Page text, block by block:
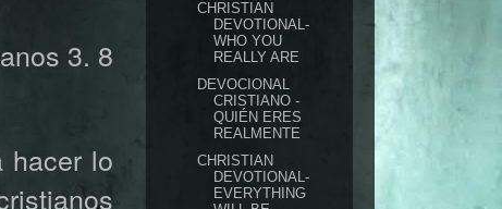
3. 8
hacer lo
CHRISTIAN
DEVOTIONAL-
WHO YOU
REALLY ARE
DEVOCIONAL
CRISTIANO -
QUIÉN ERES
REALMENTE
CHRISTIAN
DEVOTIONAL-
EVERYTHING